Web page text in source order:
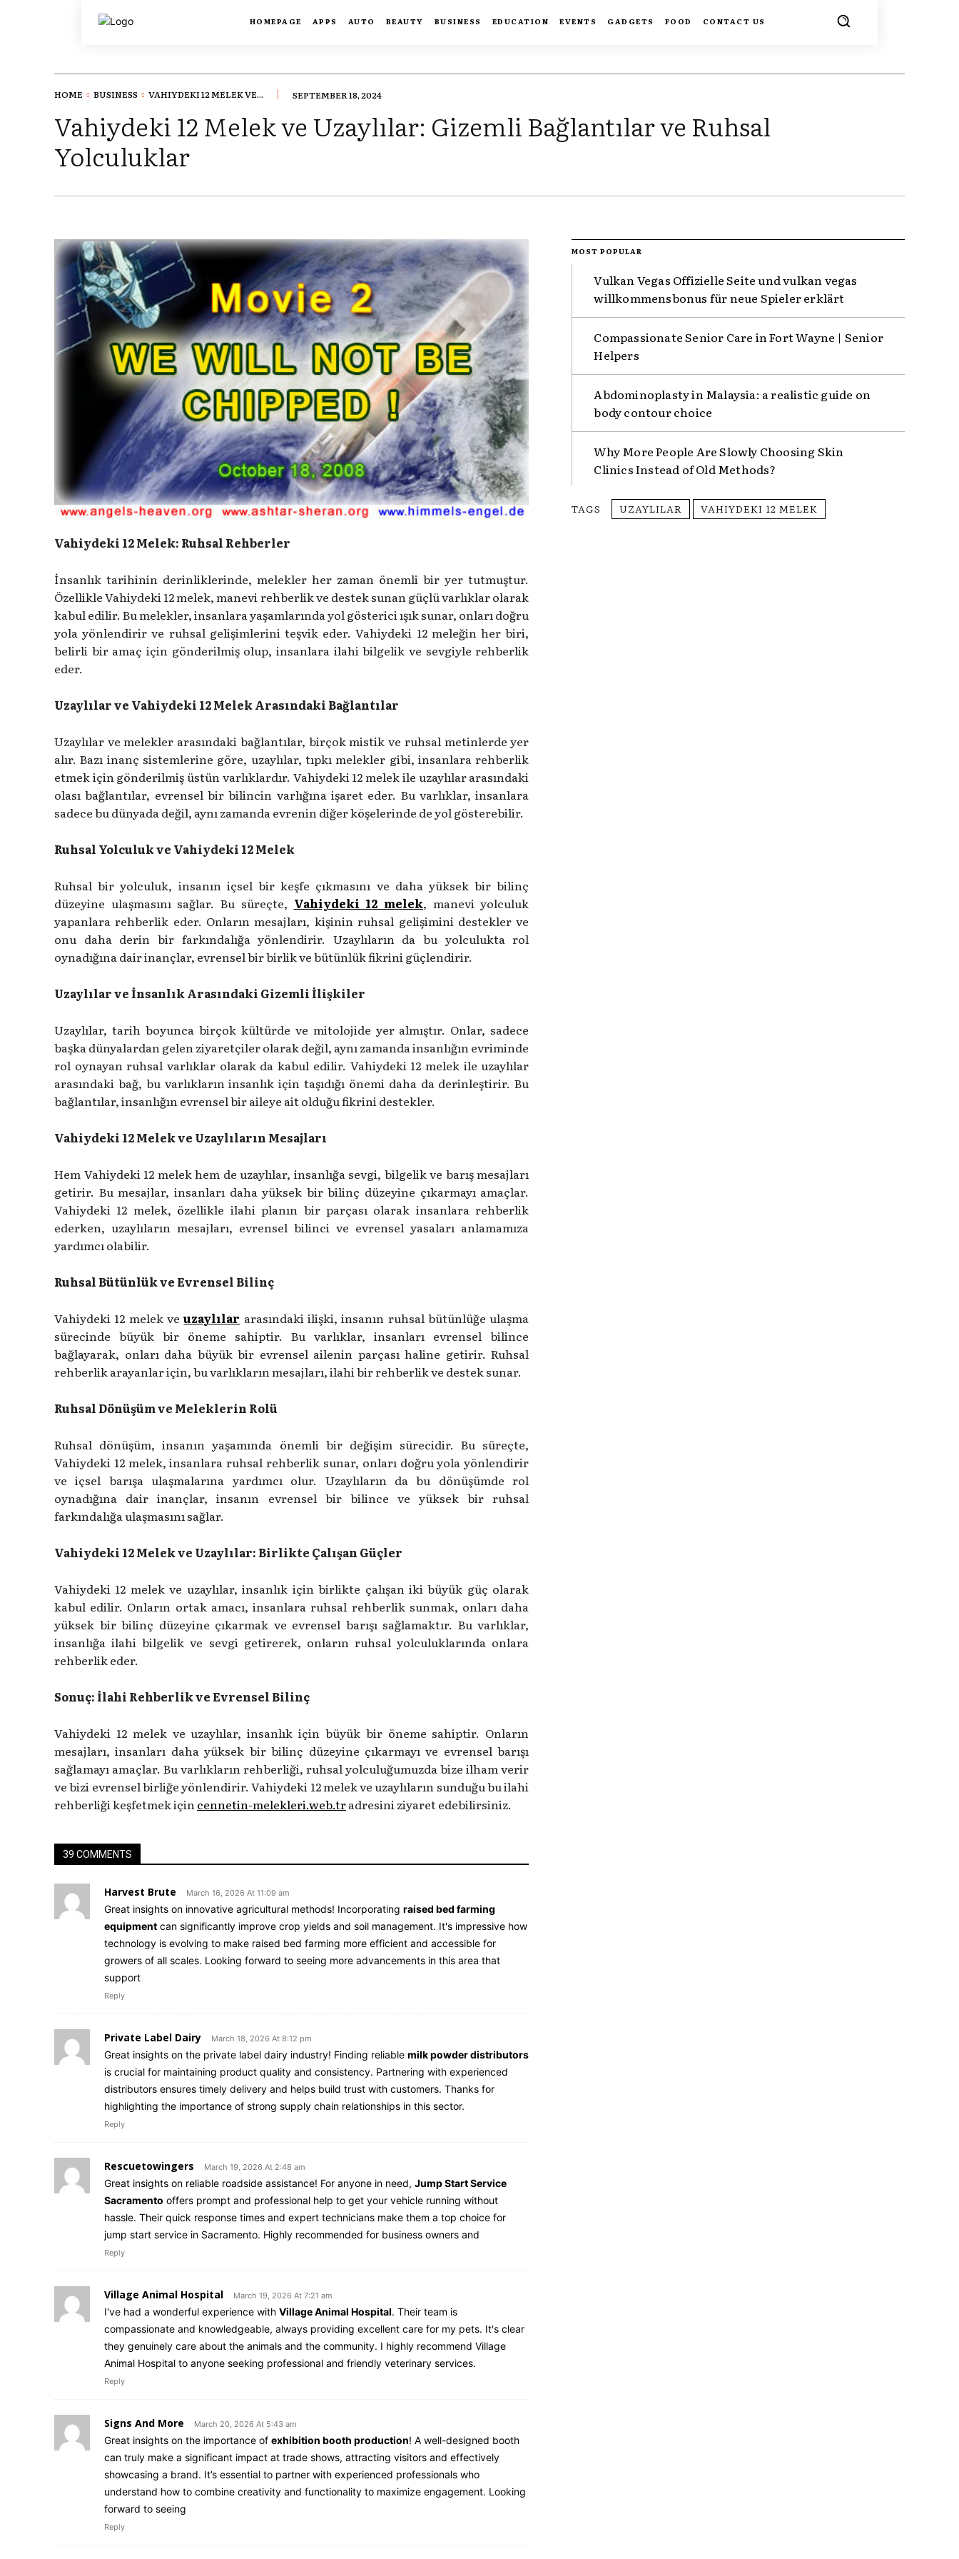
HOMEPAGE APPS AUTO BEAUTY BUSINESS EDUCATION EVENTS GADGETS FOOD CONTACT US
HOME BUSINESS VAHIYDEKI 12 MELEK VE... SEPTEMBER 18, 2024
Vahiydeki 12 Melek ve Uzaylılar: Gizemli Bağlantılar ve Ruhsal
Yolculuklar
Vahiydeki 12 Melek: Ruhsal Rehberler
İnsanlık tarihinin derinliklerinde, melekler her zaman önemli bir yer tutmuştur.
Özellikle Vahiydeki 12 melek, manevi rehberlik ve destek sunan güçlü varlıklar olarak
kabul edilir. Bu melekler, insanlara yaşamlarında yol gösterici ışık sunar, onları doğru
yola yönlendirir ve ruhsal gelişimlerini teşvik eder. Vahiydeki 12 meleğin her biri,
belirli bir amaç için gönderilmiş olup, insanlara ilahi bilgelik ve sevgiyle rehberlik
eder.
Uzaylılar ve Vahiydeki 12 Melek Arasındaki Bağlantılar
Uzaylılar ve melekler arasındaki bağlantılar, birçok mistik ve ruhsal metinlerde yer
alır. Bazı inanç sistemlerine göre, uzaylılar, tıpkı melekler gibi, insanlara rehberlik
etmek için gönderilmiş üstün varlıklardır. Vahiydeki 12 melek ile uzaylılar arasındaki
olası bağlantılar, evrensel bir bilincin varlığına işaret eder. Bu varlıklar, insanlara
sadece bu dünyada değil, aynı zamanda evrenin diğer köşelerinde de yol gösterebilir.
Ruhsal Yolculuk ve Vahiydeki 12 Melek
Ruhsal bir yolculuk, insanın içsel bir keşfe çıkmasını ve daha yüksek bir bilinç
düzeyine ulaşmasını sağlar. Bu süreçte, Vahiydeki 12 melek, manevi yolculuk
yapanlara rehberlik eder. Onların mesajları, kişinin ruhsal gelişimini destekler ve
onu daha derin bir farkındalığa yönlendirir. Uzaylıların da bu yolculukta rol
oynadığına dair inançlar, evrensel bir birlik ve bütünlük fikrini güçlendirir.
Uzaylılar ve İnsanlık Arasındaki Gizemli İlişkiler
Uzaylılar, tarih boyunca birçok kültürde ve mitolojide yer almıştır. Onlar, sadece
başka dünyalardan gelen ziyaretçiler olarak değil, aynı zamanda insanlığın evriminde
rol oynayan ruhsal varlıklar olarak da kabul edilir. Vahiydeki 12 melek ile uzaylılar
arasındaki bağ, bu varlıkların insanlık için taşıdığı önemi daha da derinleştirir. Bu
bağlantılar, insanlığın evrensel bir aileye ait olduğu fikrini destekler.
Vahiydeki 12 Melek ve Uzaylıların Mesajları
Hem Vahiydeki 12 melek hem de uzaylılar, insanlığa sevgi, bilgelik ve barış mesajları
getirir. Bu mesajlar, insanları daha yüksek bir bilinç düzeyine çıkarmayı amaçlar.
Vahiydeki 12 melek, özellikle ilahi planın bir parçası olarak insanlara rehberlik
ederken, uzaylıların mesajları, evrensel bilinci ve evrensel yasaları anlamamıza
yardımcı olabilir.
Ruhsal Bütünlük ve Evrensel Bilinç
Vahiydeki 12 melek veuzaylılar arasındaki ilişki, insanın ruhsal bütünlüğe ulaşma
sürecinde büyük bir öneme sahiptir. Bu varlıklar, insanları evrensel bilince
bağlayarak, onları daha büyük bir evrensel ailenin parçası haline getirir. Ruhsal
rehberlik arayanlar için, bu varlıkların mesajları, ilahi bir rehberlik ve destek sunar.
Ruhsal Dönüşüm ve Meleklerin Rolü
Ruhsal dönüşüm, insanın yaşamında önemli bir değişim sürecidir. Bu süreçte,
Vahiydeki 12 melek, insanlara ruhsal rehberlik sunar, onları doğru yola yönlendirir
ve içsel barışa ulaşmalarına yardımcı olur. Uzaylıların da bu dönüşümde rol
oynadığına dair inançlar, insanın evrensel bir bilince ve yüksek bir ruhsal
farkındalığa ulaşmasını sağlar.
Vahiydeki 12 Melek ve Uzaylılar: Birlikte Çalışan Güçler
Vahiydeki 12 melek ve uzaylılar, insanlık için birlikte çalışan iki büyük güç olarak
kabul edilir. Onların ortak amacı, insanlara ruhsal rehberlik sunmak, onları daha
yüksek bir bilinç düzeyine çıkarmak ve evrensel barışı sağlamaktır. Bu varlıklar,
insanlığa ilahi bilgelik ve sevgi getirerek, onların ruhsal yolculuklarında onlara
rehberlik eder.
Sonuç: İlahi Rehberlik ve Evrensel Bilinç
Vahiydeki 12 melek ve uzaylılar, insanlık için büyük bir öneme sahiptir. Onların
mesajları, insanları daha yüksek bir bilinç düzeyine çıkarmayı ve evrensel barışı
sağlamayı amaçlar. Bu varlıkların rehberliği, ruhsal yolculuğumuzda bize ilham verir
ve bizi evrensel birliğe yönlendirir. Vahiydeki 12 melek ve uzaylıların sunduğu bu ilahi
rehberliği keşfetmek içincennetin-melekleri.web.tradresini ziyaret edebilirsiniz.
39 COMMENTS
Harvest Brute March 16, 2026 At 11:09 am
Great insights on innovative agricultural methods! Incorporating raised bed farming
equipment can significantly improve crop yields and soil management. It's impressive how
technology is evolving to make raised bed farming more efficient and accessible for
growers of all scales. Looking forward to seeing more advancements in this area that
support
Reply
Private Label Dairy March 18, 2026 At 8:12 pm
Great insights on the private label dairy industry! Finding reliable milk powder distributors
is crucial for maintaining product quality and consistency. Partnering with experienced
distributors ensures timely delivery and helps build trust with customers. Thanks for
highlighting the importance of strong supply chain relationships in this sector.
Reply
Rescuetowingers March 19, 2026 At 2:48 am
Great insights on reliable roadside assistance! For anyone in need, Jump Start Service
Sacramento offers prompt and professional help to get your vehicle running without
hassle. Their quick response times and expert technicians make them a top choice for
jump start service in Sacramento. Highly recommended for business owners and
Reply
Village Animal Hospital March 19, 2026 At 7:21 am
I've had a wonderful experience with Village Animal Hospital. Their team is
compassionate and knowledgeable, always providing excellent care for my pets. It's clear
they genuinely care about the animals and the community. I highly recommend Village
Animal Hospital to anyone seeking professional and friendly veterinary services.
Reply
Signs And More March 20, 2026 At 5:43 am
Great insights on the importance of exhibition booth production! A well-designed booth
can truly make a significant impact at trade shows, attracting visitors and effectively
showcasing a brand. It’s essential to partner with experienced professionals who
understand how to combine creativity and functionality to maximize engagement. Looking
forward to seeing
Reply
MOST POPULAR
Vulkan Vegas Offizielle Seite und vulkan vegas
willkommensbonus für neue Spieler erklärt
Compassionate Senior Care in Fort Wayne | Senior
Helpers
Abdominoplasty in Malaysia: a realistic guide on
body contour choice
Why More People Are Slowly Choosing Skin
Clinics Instead of Old Methods?
TAGS UZAYLILAR VAHIYDEKI 12 MELEK